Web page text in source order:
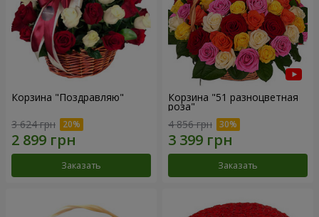
Корзина "Поздравляю"
3 624 грн
Заказать
Корзина "51 разноцветная
роза"
4 856 грн
Заказать